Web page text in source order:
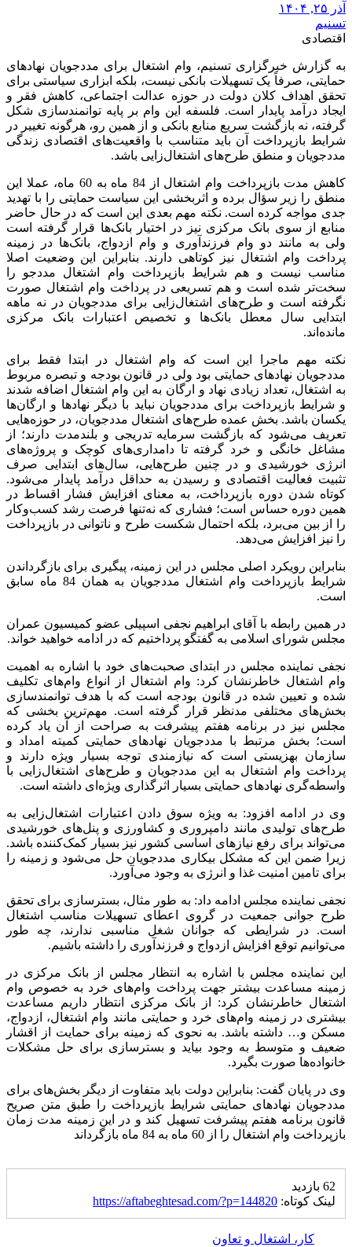
آذر ۲۵, ۱۴۰۴
تسنیم
اقتصادی
به گزارش خبرگزاری تسنیم، وام اشتغال برای مددجویان نهادهای
حمایتی، صرفاً یک تسهیلات بانکی نیست، بلکه ابزاری سیاستی برای
تحقق اهداف کلان دولت در حوزه عدالت اجتماعی، کاهش فقر و
ایجاد درآمد پایدار است. فلسفه این وام بر پایه توانمندسازی شکل
گرفته، نه بازگشت سریع منابع بانکی و از همین رو، هرگونه تغییر در
شرایط بازپرداخت آن باید متناسب با واقعیت‌های اقتصادی زندگی
مددجویان و منطق طرح‌های اشتغال‌زایی باشد.
کاهش مدت بازپرداخت وام اشتغال از 84 ماه به 60 ماه، عملا این
منطق را زیر سؤال برده و اثربخشی این سیاست حمایتی را با تهدید
جدی مواجه کرده است. نکته مهم بعدی این است که در حال حاضر
منابع از سوی بانک مرکزی نیز در اختیار بانک‌ها قرار گرفته است
ولی به مانند دو وام فرزندآوری و وام ازدواج، بانک‌ها در زمینه
پرداخت وام اشتغال نیز کوتاهی دارند. بنابراین این وضعیت اصلا
مناسب نیست و هم شرایط بازپرداخت وام اشتغال مددجو را
سخت‌تر شده است و هم تسریعی در پرداخت وام اشتغال صورت
نگرفته است و طرح‌های اشتغال‌زایی برای مددجویان در نه ماهه
ابتدایی سال معطل بانک‌ها و تخصیص اعتبارات بانک مرکزی
مانده‌اند.
نکته مهم ماجرا این است که وام اشتغال در ابتدا فقط برای
مددجویان نهادهای حمایتی بود ولی در قانون بودجه و تبصره مربوط
به اشتغال، تعداد زیادی نهاد و ارگان به این وام اشتغال اضافه شدند
و شرایط بازپرداخت برای مددجویان نباید با دیگر نهادها و ارگان‌ها
یکسان باشد. بخش عمده طرح‌های اشتغال مددجویان، در حوزه‌هایی
تعریف می‌شود که بازگشت سرمایه تدریجی و بلندمدت دارند؛ از
مشاغل خانگی و خرد گرفته تا دامداری‌های کوچک و پروژه‌های
انرژی خورشیدی و در چنین طرح‌هایی، سال‌های ابتدایی صرف
تثبیت فعالیت اقتصادی و رسیدن به حداقل درآمد پایدار می‌شود.
کوتاه شدن دوره بازپرداخت، به معنای افزایش فشار اقساط در
همین دوره حساس است؛ فشاری که نه‌تنها فرصت رشد کسب‌وکار
را از بین می‌برد، بلکه احتمال شکست طرح و ناتوانی در بازپرداخت
را نیز افزایش می‌دهد.
بنابراین رویکرد اصلی مجلس در این زمینه، پیگیری برای بازگرداندن
شرایط بازپرداخت وام اشتغال مددجویان به همان 84 ماه سابق
است.
در همین رابطه با آقای ابراهیم نجفی اسپیلی عضو کمیسیون عمران
مجلس شورای اسلامی به گفتگو پرداختیم که در ادامه خواهید خواند.
نجفی نماینده مجلس در ابتدای صحبت‌های خود با اشاره به اهمیت
وام اشتغال خاطرنشان کرد: وام اشتغال از انواع وام‌های تکلیف
شده و تعیین شده در قانون بودجه است که با هدف توانمندسازی
بخش‌های مختلفی مدنظر قرار گرفته است. مهم‌ترین بخشی که
مجلس نیز در برنامه هفتم پیشرفت به صراحت از آن یاد کرده
است؛ بخش مرتبط با مددجویان نهادهای حمایتی کمیته امداد و
سازمان بهزیستی است که نیازمندی توجه بسیار ویژه دارند و
پرداخت وام اشتغال به این مددجویان و طرح‌های اشتغال‌زایی با
واسطه‌گری نهادهای حمایتی بسیار اثرگذاری ویژه‌ای داشته است.
وی در ادامه افزود: به ویژه سوق دادن اعتبارات اشتغال‌زایی به
طرح‌های تولیدی مانند دامپروری و کشاورزی و پنل‌های خورشیدی
می‌تواند برای رفع نیازهای اساسی کشور نیز بسیار کمک‌کننده باشد.
زیرا ضمن این که مشکل بیکاری مددجویان حل می‌شود و زمینه را
برای تامین امنیت غذا و انرژی به وجود می‌آورد.
نجفی نماینده مجلس ادامه داد: به طور مثال، بسترسازی برای تحقق
طرح جوانی جمعیت در گروی اعطای تسهیلات مناسب اشتغال
است. در شرایطی که جوانان شغل مناسبی ندارند، چه طور
می‌توانیم توقع افزایش ازدواج و فرزندآوری را داشته باشیم.
این نماینده مجلس با اشاره به انتظار مجلس از بانک مرکزی در
زمینه مساعدت بیشتر جهت پرداخت وام‌های خرد به خصوص وام
اشتغال خاطرنشان کرد: از بانک مرکزی انتظار داریم مساعدت
بیشتری در زمینه وام‌های خرد و حمایتی مانند وام اشتغال، ازدواج،
مسکن و… داشته باشد. به نحوی که زمینه برای حمایت از اقشار
ضعیف و متوسط به وجود بیاید و بسترسازی برای حل مشکلات
خانواده‌ها صورت بگیرد.
وی در پایان گفت: بنابراین دولت باید متفاوت از دیگر بخش‌های برای
مددجویان نهادهای حمایتی شرایط بازپرداخت را طبق متن صریح
قانون برنامه هفتم پیشرفت تسهیل کند و در این زمینه مدت زمان
بازپرداخت وام اشتغال را از 60 ماه به 84 ماه بازگرداند
62 بازدید
لینک کوتاه: https://aftabeghtesad.com/?p=144820
کار، اشتغال و تعاون